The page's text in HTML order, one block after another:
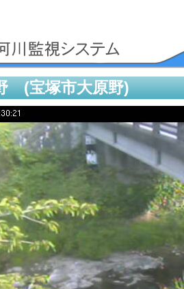
(宝塚市大原野)